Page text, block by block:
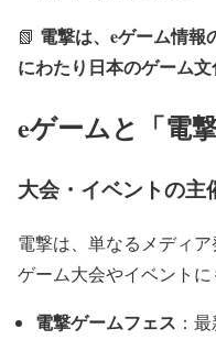
📗 電撃は、eゲーム情報
にわたり日本のゲーム文
eゲームと「電
大会・イベントの主
電撃は、単なるメディ
ゲーム大会やイベントに
電撃ゲームフェス ：